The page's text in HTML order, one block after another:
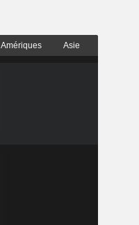
Amériques Asie